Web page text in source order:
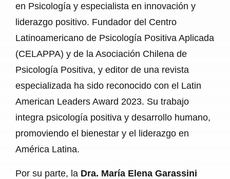
en Psicología y especialista en innovación y
liderazgo positivo. Fundador del Centro
Latinoamericano de Psicología Positiva Aplicada
(CELAPPA) y de la Asociación Chilena de
Psicología Positiva, y editor de una revista
especializada ha sido reconocido con el Latin
American Leaders Award 2023. Su trabajo
integra psicología positiva y desarrollo humano,
promoviendo el bienestar y el liderazgo en
América Latina.
Por su parte, la Dra. María Elena Garassini